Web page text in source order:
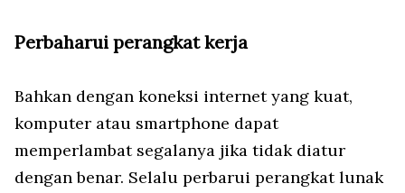
Perbaharui perangkat kerja
Bahkan dengan koneksi internet yang kuat,
komputer atau smartphone dapat
memperlambat segalanya jika tidak diatur
dengan benar. Selalu perbarui perangkat lunak